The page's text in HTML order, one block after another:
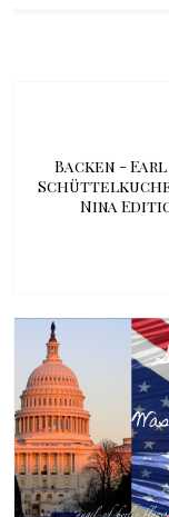
Backen - Earl
Nina